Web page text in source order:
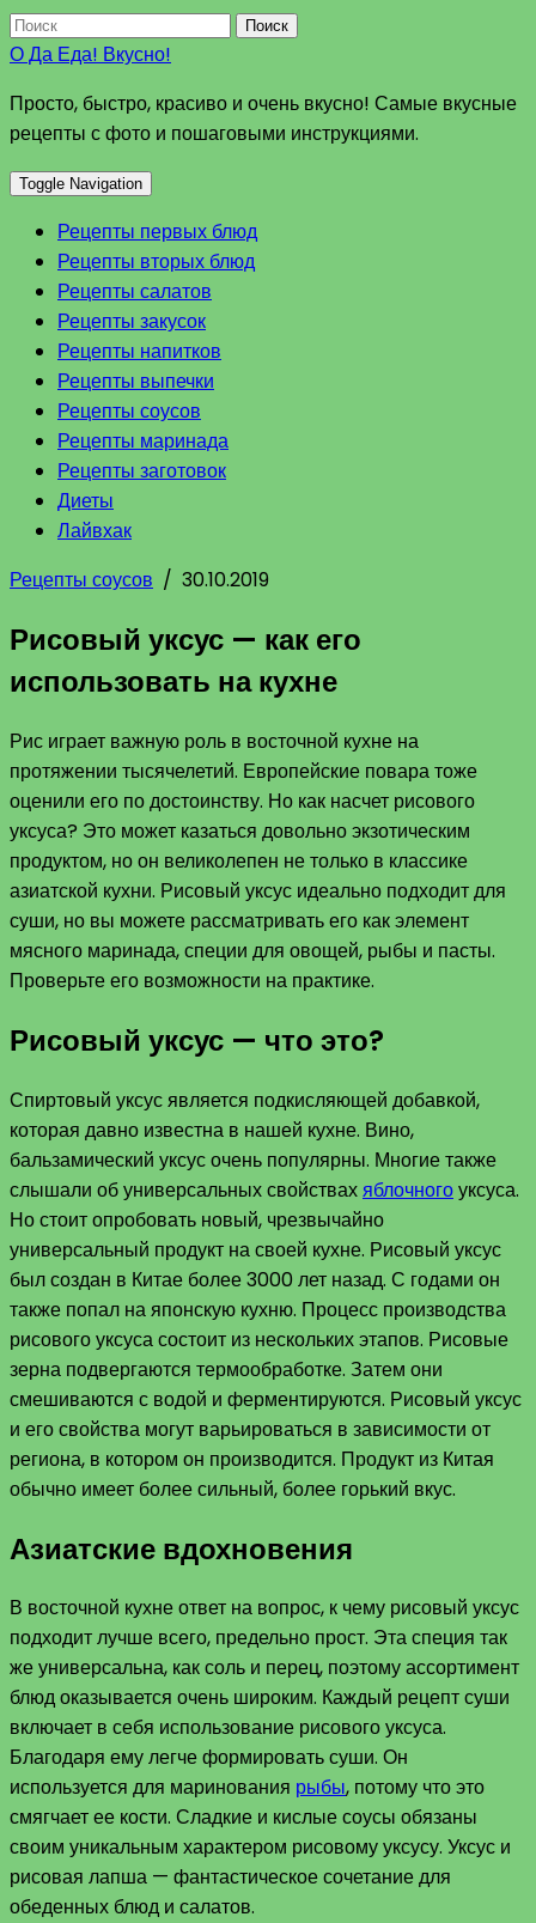
Поиск
О Да Еда! Вкусно!
Просто, быстро, красиво и очень вкусно! Самые вкусные
рецепты с фото и пошаговыми инструкциями.
Toggle Navigation
Рецепты первых блюд
Рецепты вторых блюд
Рецепты салатов
Рецепты закусок
Рецепты напитков
Рецепты выпечки
Рецепты соусов
Рецепты маринада
Рецепты заготовок
Диеты
Лайвхак
Рецепты соусов / 30.10.2019
Рисовый уксус — как его
использовать на кухне
Рис играет важную роль в восточной кухне на
протяжении тысячелетий. Европейские повара тоже
оценили его по достоинству. Но как насчет рисового
уксуса? Это может казаться довольно экзотическим
продуктом, но он великолепен не только в классике
азиатской кухни. Рисовый уксус идеально подходит для
суши, но вы можете рассматривать его как элемент
мясного маринада, специи для овощей, рыбы и пасты.
Проверьте его возможности на практике.
Рисовый уксус — что это?
Спиртовый уксус является подкисляющей добавкой,
которая давно известна в нашей кухне. Вино,
бальзамический уксус очень популярны. Многие также
слышали об универсальных свойствахяблочногоуксуса.
Но стоит опробовать новый, чрезвычайно
универсальный продукт на своей кухне. Рисовый уксус
был создан в Китае более 3000 лет назад. С годами он
также попал на японскую кухню. Процесс производства
рисового уксуса состоит из нескольких этапов. Рисовые
зерна подвергаются термообработке. Затем они
смешиваются с водой и ферментируются. Рисовый уксус
и его свойства могут варьироваться в зависимости от
региона, в котором он производится. Продукт из Китая
обычно имеет более сильный, более горький вкус.
Азиатские вдохновения
В восточной кухне ответ на вопрос, к чему рисовый уксус
подходит лучше всего, предельно прост. Эта специя так
же универсальна, как соль и перец, поэтому ассортимент
блюд оказывается очень широким. Каждый рецепт суши
включает в себя использование рисового уксуса.
Благодаря ему легче формировать суши. Он
используется для маринования рыбы, потому что это
смягчает ее кости. Сладкие и кислые соусы обязаны
своим уникальным характером рисовому уксусу. Уксус и
рисовая лапша — фантастическое сочетание для
обеденных блюд и салатов.